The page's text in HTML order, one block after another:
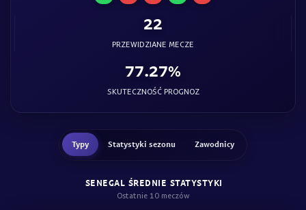
22
PRZEWIDZIANE MECZE
77.27%
SKUTECZNOŚĆ PROGNOZ
Typy Statystyki sezonu Zawodnicy
SENEGAL ŚREDNIE STATYSTYKI
Ostatnie 10 meczów